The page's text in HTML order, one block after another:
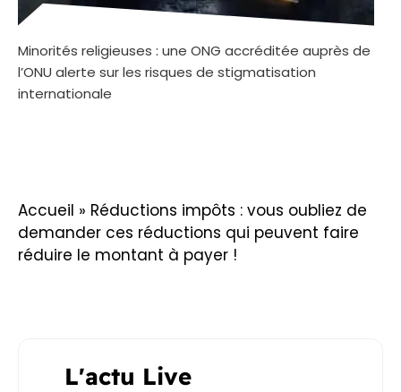
Minorités religieuses : une ONG accréditée auprès de
l’ONU alerte sur les risques de stigmatisation
internationale
Accueil » Réductions impôts : vous oubliez de
demander ces réductions qui peuvent faire
réduire le montant à payer !
L'actu Live